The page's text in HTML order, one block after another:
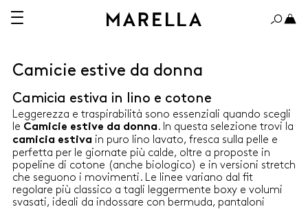
ABITI
Camicie estive da donna
Camicia estiva in lino e cotone
Leggerezza e traspirabilità sono essenziali quando scegli
le Camicie estive da donna . In questa selezione trovi la
camicia estiva in puro lino lavato, fresca sulla pelle e
perfetta per le giornate più calde, oltre a proposte in
popeline di cotone (anche biologico) e in versioni stretch
che seguono i movimenti. Le linee variano dal fit
regolare più classico a tagli leggermente boxy e volumi
svasati, ideali da indossare con bermuda, pantaloni
150€ OLTRE 150€